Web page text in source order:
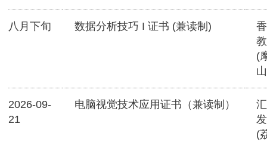
八月下旬 数据分析技巧 I 证书 (兼读制)
(
2026-09-
21
电脑视觉技术应用证书（兼读制）
(